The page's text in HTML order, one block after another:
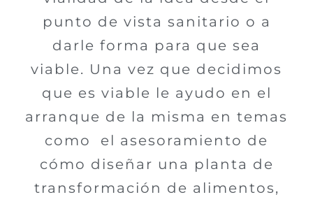
punto de vista sanitario o a
darle forma para que sea
viable. Una vez que decidimos
que es viable le ayudo en el
arranque de la misma en temas
como el asesoramiento de
cómo diseñar una planta de
transformación de alimentos,